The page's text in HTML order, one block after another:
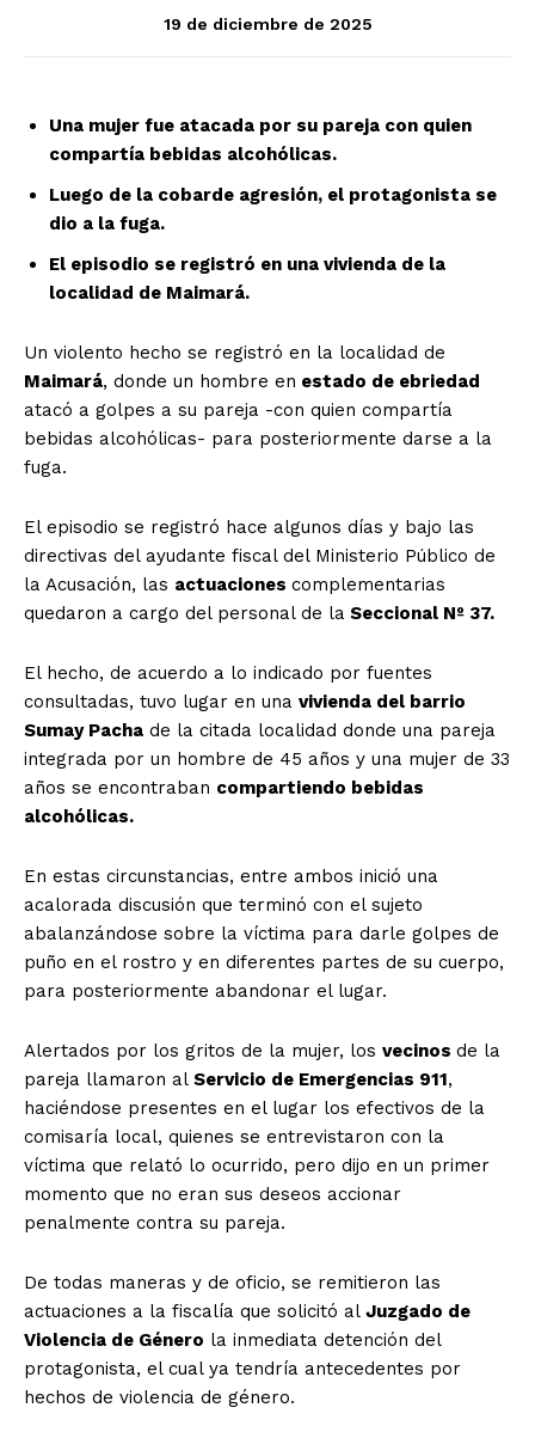
19 de diciembre de 2025
Una mujer fue atacada por su pareja con quien
compartía bebidas alcohólicas.
Luego de la cobarde agresión, el protagonista se
dio a la fuga.
El episodio se registró en una vivienda de la
localidad de Maimará.
Un violento hecho se registró en la localidad de
Maimará, donde un hombre en estado de ebriedad
atacó a golpes a su pareja -con quien compartía
bebidas alcohólicas- para posteriormente darse a la
fuga.
El episodio se registró hace algunos días y bajo las
directivas del ayudante fiscal del Ministerio Público de
la Acusación, las actuaciones complementarias
quedaron a cargo del personal de la Seccional Nº 37.
El hecho, de acuerdo a lo indicado por fuentes
consultadas, tuvo lugar en una vivienda del barrio
Sumay Pacha de la citada localidad donde una pareja
integrada por un hombre de 45 años y una mujer de 33
años se encontraban compartiendo bebidas
alcohólicas.
En estas circunstancias, entre ambos inició una
acalorada discusión que terminó con el sujeto
abalanzándose sobre la víctima para darle golpes de
puño en el rostro y en diferentes partes de su cuerpo,
para posteriormente abandonar el lugar.
Alertados por los gritos de la mujer, los vecinos de la
pareja llamaron al Servicio de Emergencias 911,
haciéndose presentes en el lugar los efectivos de la
comisaría local, quienes se entrevistaron con la
víctima que relató lo ocurrido, pero dijo en un primer
momento que no eran sus deseos accionar
penalmente contra su pareja.
De todas maneras y de oficio, se remitieron las
actuaciones a la fiscalía que solicitó al Juzgado de
Violencia de Género la inmediata detención del
protagonista, el cual ya tendría antecedentes por
hechos de violencia de género.